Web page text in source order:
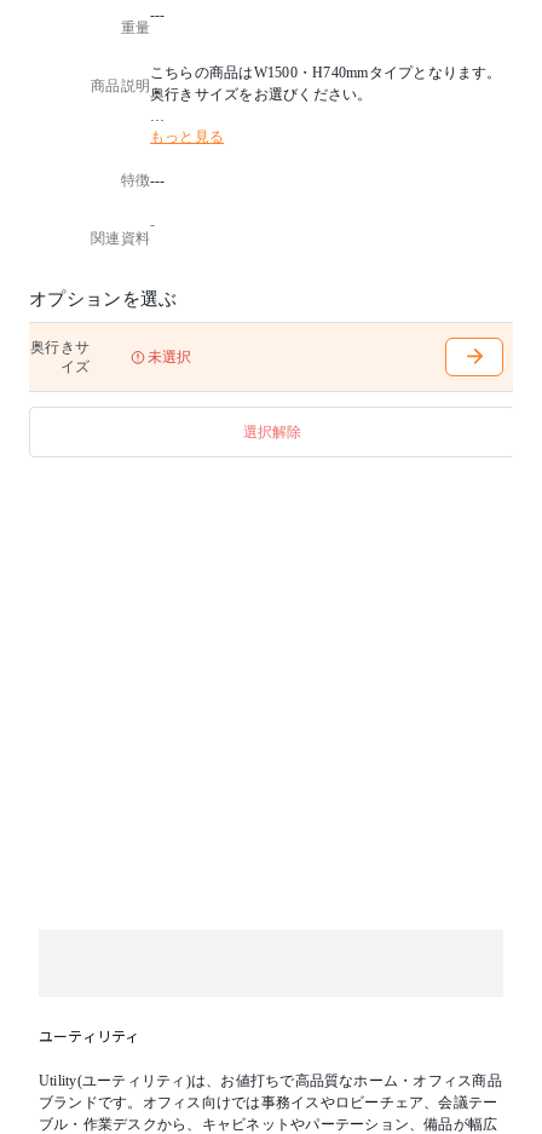
重量
---
商品説明
こちらの商品はW1500・H740mmタイプとなります。
奥行きサイズをお選びください。
●天板平均分布荷重：150kg
●グリーン購入法適合: ○
もっと見る
特徴---
関連資料
-
オプションを選ぶ
奥行きサ
イズ
未選択
選択解除
ユーティリティ
Utility(ユーティリティ)は、お値打ちで高品質なホーム・オフィス商品
ブランドです。オフィス向けでは事務イスやロビーチェア、会議テー
ブル・作業デスクから、キャビネットやパーテーション、備品が幅広